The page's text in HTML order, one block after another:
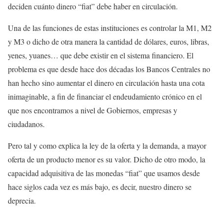
deciden cuánto dinero “fiat” debe haber en circulación.
Una de las funciones de estas instituciones es controlar la M1, M2
y M3 o dicho de otra manera la cantidad de dólares, euros, libras,
yenes, yuanes… que debe existir en el sistema financiero. El
problema es que desde hace dos décadas los Bancos Centrales no
han hecho sino aumentar el dinero en circulación hasta una cota
inimaginable, a fin de financiar el endeudamiento crónico en el
que nos encontramos a nivel de Gobiernos, empresas y
ciudadanos.
Pero tal y como explica la ley de la oferta y la demanda, a mayor
oferta de un producto menor es su valor. Dicho de otro modo, la
capacidad adquisitiva de las monedas “fiat” que usamos desde
hace siglos cada vez es más bajo, es decir, nuestro dinero se
deprecia.